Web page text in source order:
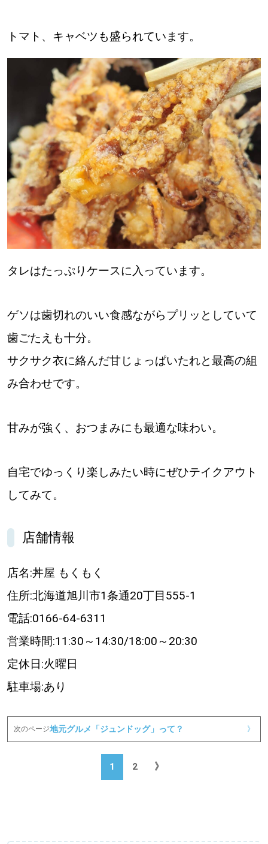
広告掲載
情報提供・お問い合わせ 利用規約
プライバシーポリシー
閉じる
トマト、キャベツも盛られています。
タレはたっぷりケースに入っています。
ゲソは歯切れのいい食感ながらプリッとしていて
歯ごたえも十分。
サクサク衣に絡んだ甘じょっぱいたれと最高の組
み合わせです。
甘みが強く、おつまみにも最適な味わい。
自宅でゆっくり楽しみたい時にぜひテイクアウト
してみて。
店舗情報
店名:丼屋 もくもく
住所:北海道旭川市1条通20丁目555-1
電話:0166-64-6311
営業時間:11:30～14:30/18:00～20:30
定休日:火曜日
駐車場:あり
次のページ地元グルメ「ジュンドッグ」って？ 》
1 2 》